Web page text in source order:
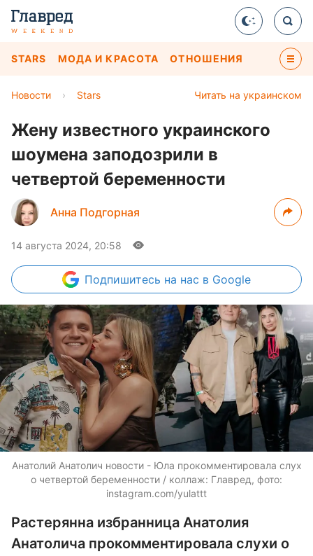
STARS МОДА И КРАСОТА ОТНОШЕНИЯ
Читать на украинском
Новости › Stars
Жену известного украинского
шоумена заподозрили в
четвертой беременности
Анна Подгорная
14 августа 2024, 20:58
Подпишитесь на нас в Google
Анатолий Анатолич новости - Юла прокомментировала слух
о четвертой беременности / коллаж: Главред, фото:
instagram.com/yulattt
Растерянна избранница Анатолия
Анатолича прокомментировала слухи о